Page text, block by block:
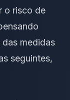
o risco de
medidas
seguintes,